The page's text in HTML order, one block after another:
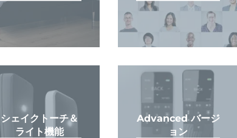
シェイクトーチ＆
ライト機能
Advanced バージ
ョン